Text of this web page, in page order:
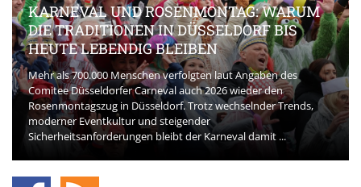
KARNEVAL UND ROSENMONTAG: WARUM
DIE TRADITIONEN IN DÜSSELDORF BIS
HEUTE LEBENDIG BLEIBEN
Mehr als 700.000 Menschen verfolgten laut Angaben des
Comitee Düsseldorfer Carneval auch 2026 wieder den
Rosenmontagszug in Düsseldorf. Trotz wechselnder Trends,
moderner Eventkultur und steigender
Sicherheitsanforderungen bleibt der Karneval damit ...